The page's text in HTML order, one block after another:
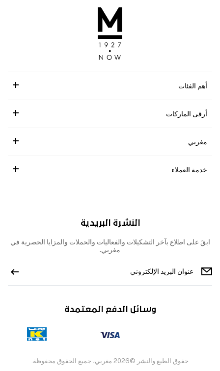
أهم الفئات
أرقى الماركات
مغربي
خدمة العملاء
النشرة البريدية
ابقَ على اطلاع بآخر التشكيلات والفعاليات والحملات والمزايا الحصرية في
مغربي.
وسائل الدفع المعتمدة
حقوق الطبع والنشر ©2026 مغربي، جميع الحقوق محفوظة.